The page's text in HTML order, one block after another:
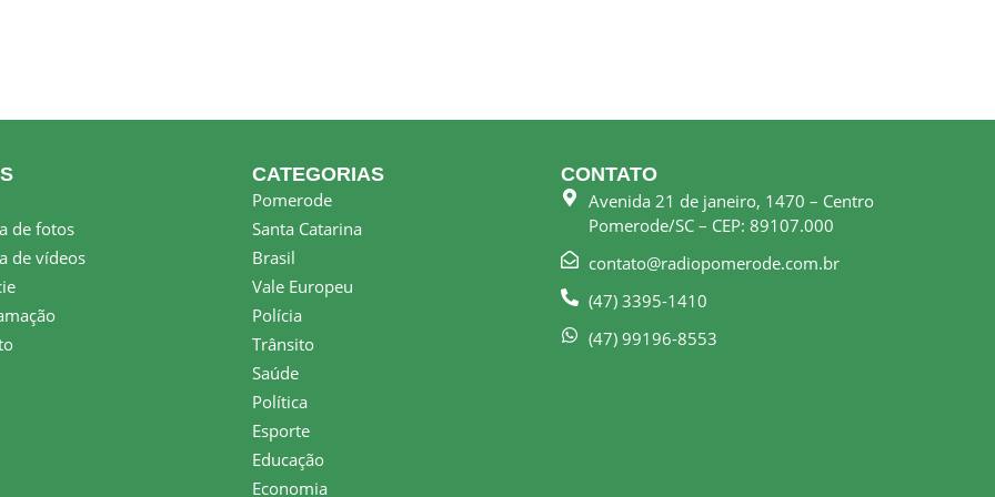
de fotos
de vídeos
CATEGORIAS
Pomerode
Santa Catarina
Brasil
Vale Europeu
Polícia
Trânsito
Saúde
Política
Esporte
Educação
Economia
CONTATO
Avenida 21 de janeiro, 1470 – Centro
Pomerode/SC – CEP: 89107.000
contato@radiopomerode.com.br
(47) 3395-1410
(47) 99196-8553